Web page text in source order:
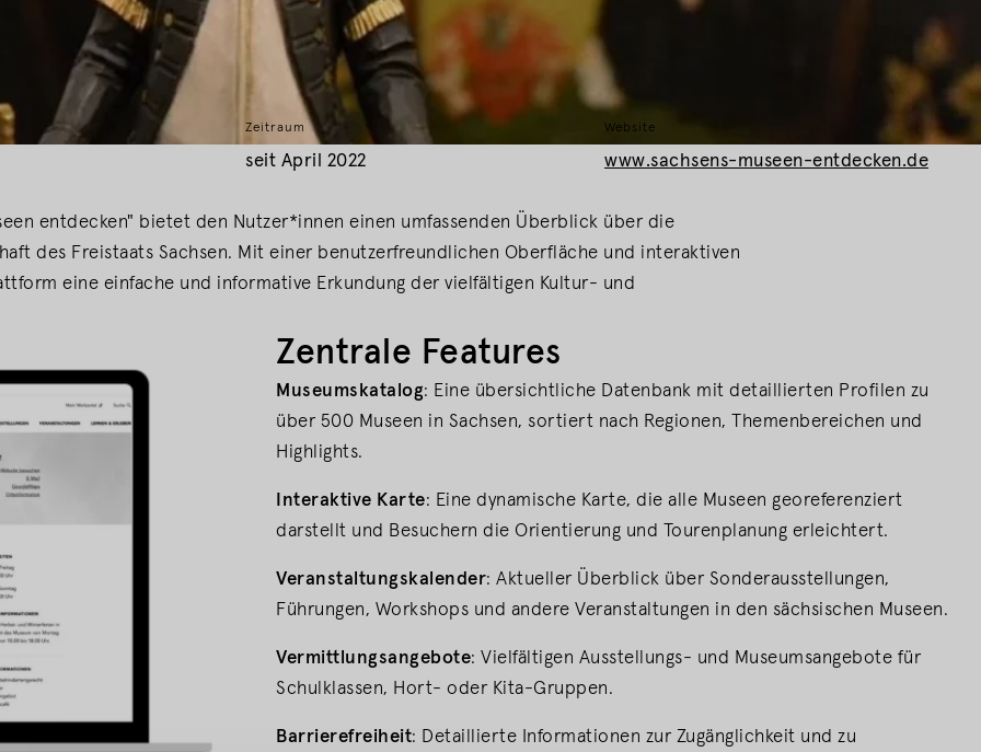
Zeitraum
seit April 2022
Website
www.sachsens-museen-entdecken.de
entdecken" bietet den Nutzer*innen einen umfassenden Überblick über die
des Freistaats Sachsen. Mit einer benutzerfreundlichen Oberfläche und interaktiven
eine einfache und informative Erkundung der vielfältigen Kultur- und
Zentrale Features
Museumskatalog: Eine übersichtliche Datenbank mit detaillierten Profilen zu
über 500 Museen in Sachsen, sortiert nach Regionen, Themenbereichen und
Highlights.
Interaktive Karte: Eine dynamische Karte, die alle Museen georeferenziert
darstellt und Besuchern die Orientierung und Tourenplanung erleichtert.
Veranstaltungskalender: Aktueller Überblick über Sonderausstellungen,
Führungen, Workshops und andere Veranstaltungen in den sächsischen Museen.
Vermittlungsangebote: Vielfältigen Ausstellungs- und Museumsangebote für
Schulklassen, Hort- oder Kita-Gruppen.
Barrierefreiheit: Detaillierte Informationen zur Zugänglichkeit und zu